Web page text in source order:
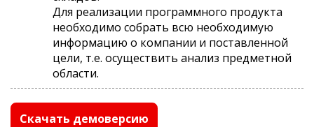
Для реализации программного продукта
необходимо собрать всю необходимую
информацию о компании и поставленной
цели, т.е. осуществить анализ предметной
области.
Скачать демоверсию